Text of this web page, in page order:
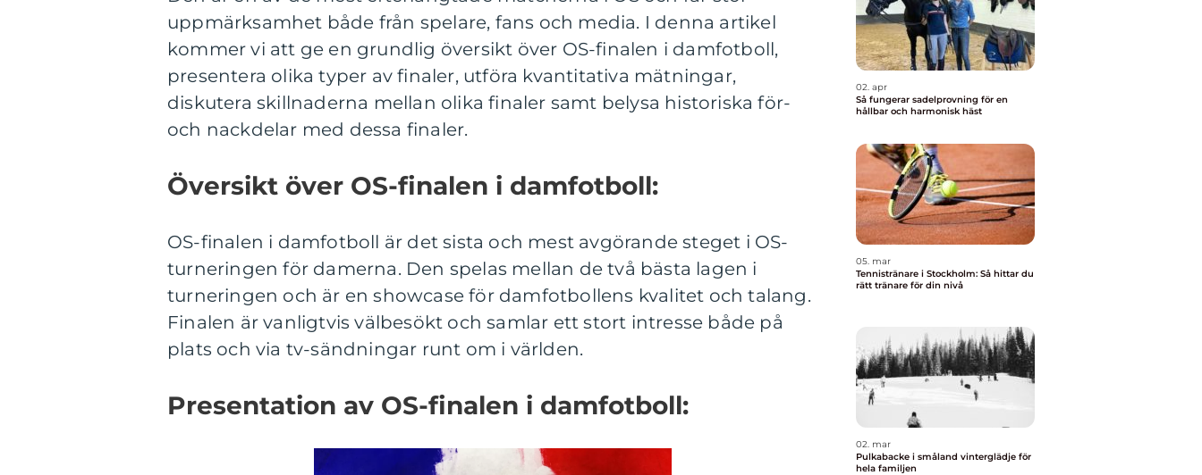
uppmärksamhet både från spelare, fans och media. I denna artikel
kommer vi att ge en grundlig översikt över OS-finalen i damfotboll,
presentera olika typer av finaler, utföra kvantitativa mätningar,
diskutera skillnaderna mellan olika finaler samt belysa historiska för-
och nackdelar med dessa finaler.
Översikt över OS-finalen i damfotboll:
OS-finalen i damfotboll är det sista och mest avgörande steget i OS-
turneringen för damerna. Den spelas mellan de två bästa lagen i
turneringen och är en showcase för damfotbollens kvalitet och talang.
Finalen är vanligtvis välbesökt och samlar ett stort intresse både på
plats och via tv-sändningar runt om i världen.
Presentation av OS-finalen i damfotboll:
02. apr
Så fungerar sadelprovning för en
hållbar och harmonisk häst
05. mar
Tennistränare i Stockholm: Så hittar du
rätt tränare för din nivå
02. mar
Pulkabacke i småland vinterglädje för
hela familjen